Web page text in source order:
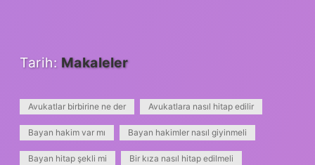
Tarih: Makaleler
Avukatlar birbirine ne der Avukatlara nasıl hitap edilir
Bayan hakim var mı Bayan hakimler nasıl giyinmeli
Bayan hitap şekli mi Bir kıza nasıl hitap edilmeli